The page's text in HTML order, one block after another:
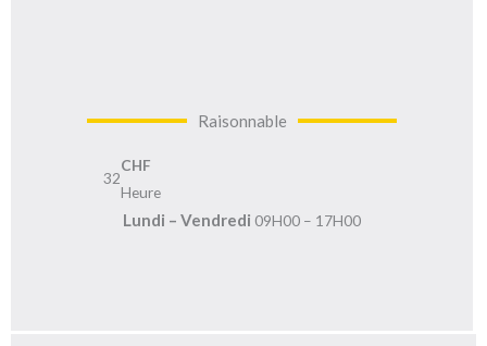
Raisonnable
32
CHF
Heure
Lundi – Vendredi 09H00 – 17H00